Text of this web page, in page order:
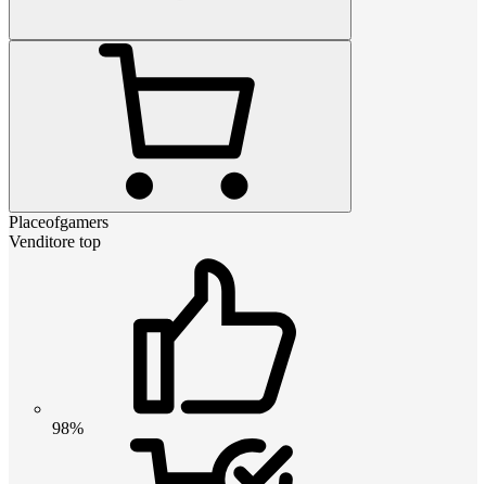
Placeofgamers
Venditore top
98%